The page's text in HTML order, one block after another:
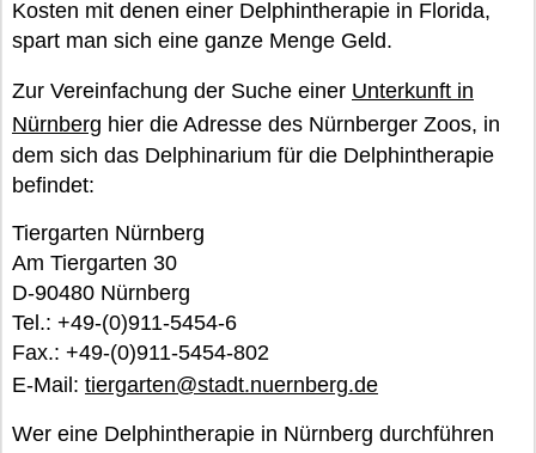
Kosten mit denen einer Delphintherapie in Florida,
spart man sich eine ganze Menge Geld.
Zur Vereinfachung der Suche einer Unterkunft in
Nürnberg hier die Adresse des Nürnberger Zoos, in
dem sich das Delphinarium für die Delphintherapie
befindet:
Tiergarten Nürnberg
Am Tiergarten 30
D-90480 Nürnberg
Tel.: +49-(0)911-5454-6
Fax.: +49-(0)911-5454-802
E-Mail: tiergarten@stadt.nuernberg.de
Wer eine Delphintherapie in Nürnberg durchführen